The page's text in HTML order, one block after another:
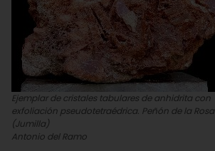
Ejemplar de cristales tabulares de anhidrita con
exfoliación pseudotetraédrica. Peñón de la Rosa
(Jumilla)
Antonio del Ramo